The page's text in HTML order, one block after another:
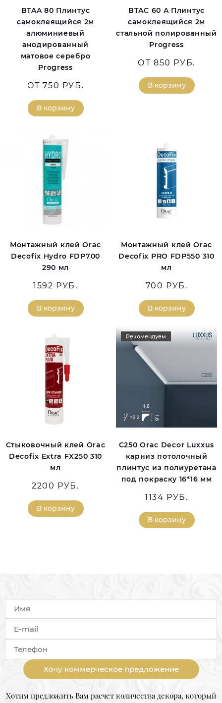
BTAA 80 Плинтус
самоклеящийся 2м
алюминиевый
анодированный
матовое серебро
Progress
ОТ 750 РУБ.
В корзину
BTAC 60 A Плинтус
самоклеящийся 2м
стальной полированный
Progress
ОТ 850 РУБ.
В корзину
Монтажный клей Orac
Decofix Hydro FDP700
290 мл
1592 РУБ.
В корзину
Монтажный клей Orac
Decofix PRO FDP550 310
мл
700 РУБ.
В корзину
Стыковочный клей Orac
Decofix Extra FX250 310
мл
2200 РУБ.
В корзину
Рекомендуем
C250 Orac Decor Luxxus
карниз потолочный
плинтус из полиуретана
под покраску 16*16 мм
1134 РУБ.
В корзину
Хочу коммерческое предложение
Хотим предложить Вам расчет количества декора, который